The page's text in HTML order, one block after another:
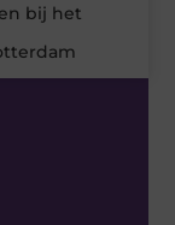
bij het